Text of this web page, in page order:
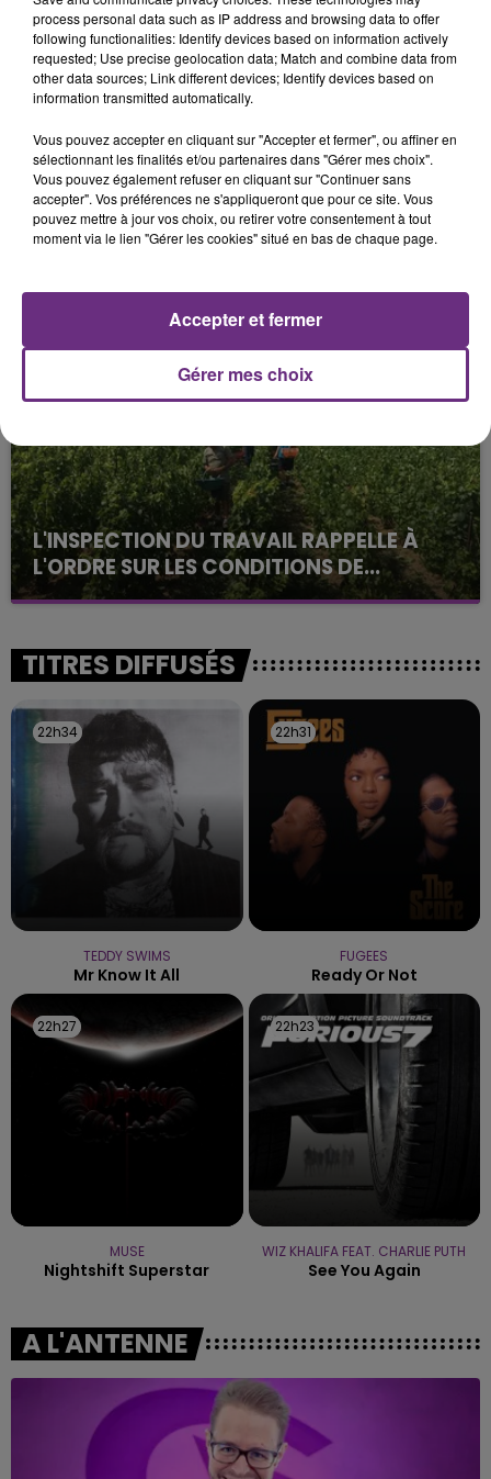
FIL D'ACTUS
PROCHAINE JE VENDANGE EN...
La vendange en Champagne a débuté ce jeudi 6
août dans la commune de Montgueux (Aube). Du
L'INSPECTION DU TRAVAIL RAPPELLE À
L'ORDRE SUR LES CONDITIONS DE...
Alors que les dates de début des vendange 2026
l'inspection du Travail en profite pour rappeler
les conditions de...
TITRES DIFFUSÉS
22h34
22h34
TEDDY SWIMS
Mr Know It All
22h31
22h31
FUGEES
Ready Or Not
22h27
22h27
MUSE
Nightshift Superstar
22h23
22h23
WIZ KHALIFA FEAT. CHARLIE PUTH
See You Again
A L'ANTENNE
process personal data such as IP address and browsing data to offer
following functionalities: Identify devices based on information actively
requested; Use precise geolocation data; Match and combine data from
other data sources; Link different devices; Identify devices based on
information transmitted automatically.
Vous pouvez accepter en cliquant sur "Accepter et fermer", ou affiner en
sélectionnant les finalités et/ou partenaires dans "Gérer mes choix".
Vous pouvez également refuser en cliquant sur "Continuer sans
accepter". Vos préférences ne s'appliqueront que pour ce site. Vous
pouvez mettre à jour vos choix, ou retirer votre consentement à tout
moment via le lien "Gérer les cookies" situé en bas de chaque page.
Gérer mes choix
Accepter et fermer